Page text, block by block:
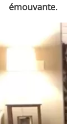
émouvante.